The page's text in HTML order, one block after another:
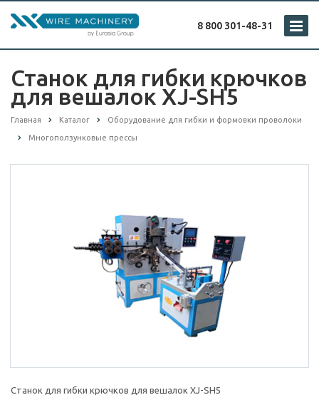
8 800 301-48-31
Станок для гибки крючков
для вешалок XJ-SH5
Главная Каталог Оборудование для гибки и формовки проволоки
Многоползунковые прессы
Станок для гибки крючков для вешалок XJ-SH5